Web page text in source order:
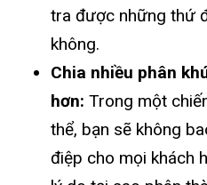
tra được những thứ
không.
Chia nhiều phân
hơn: Trong một
thể, bạn sẽ không
điệp cho mọi khách